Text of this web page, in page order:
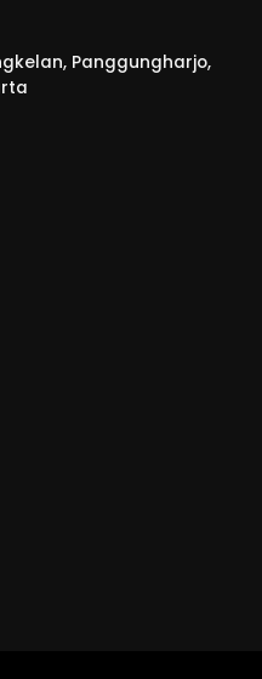
Panggungharjo,